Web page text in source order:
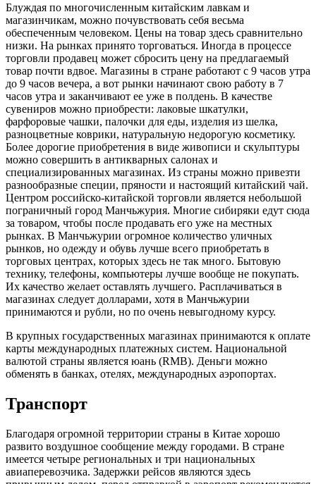
Блуждая по многочисленным китайским лавкам и
магазинчикам, можно почувствовать себя весьма
обеспеченным человеком. Цены на товар здесь сравнительно
низки. На рынках принято торговаться. Иногда в процессе
торговли продавец может сбросить цену на предлагаемый
товар почти вдвое. Магазины в стране работают с 9 часов утра
до 9 часов вечера, а вот рынки начинают свою работу в 7
часов утра и заканчивают ее уже в полдень. В качестве
сувениров можно приобрести: лаковые шкатулки,
фарфоровые чашки, палочки для еды, изделия из шелка,
разноцветные коврики, натуральную недорогую косметику.
Более дорогие приобретения в виде живописи и скульптуры
можно совершить в антикварных салонах и
специализированных магазинах. Из страны можно привезти
разнообразные специи, пряности и настоящий китайский чай.
Центром российско-китайской торговли является небольшой
пограничный город Манчьжурия. Многие сибиряки едут сюда
за товаром, чтобы после продавать его уже на местных
рынках. В Манчьжурии огромное количество уличных
рынков, но одежду и обувь лучше всего приобретать в
торговых центрах, которых здесь не так много. Бытовую
технику, телефоны, компьютеры лучше вообще не покупать.
Их качество желает оставлять лучшего. Расплачиваться в
магазинах следует долларами, хотя в Манчьжурии
принимаются и рубли, но по очень невыгодному курсу.
В крупных государственных магазинах принимаются к оплате
карты международных платежных систем. Национальной
валютой страны является юань (RMB). Деньги можно
обменять в банках, отелях, международных аэропортах.
Транспорт
Благодаря огромной территории страны в Китае хорошо
развито воздушное сообщение между городами. В стране
имеется четыре региональных и три национальных
авиаперевозчика. Задержки рейсов являются здесь